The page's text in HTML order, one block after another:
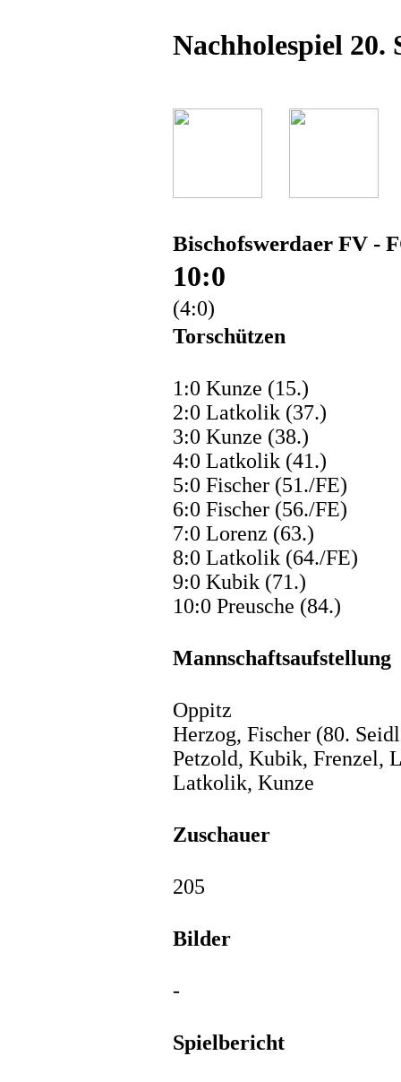
Nachholespiel 20.
Bischofswerdaer FV -
10:0
(4:0)
Torschützen
1:0 Kunze (15.)
2:0 Latkolik (37.)
3:0 Kunze (38.)
4:0 Latkolik (41.)
5:0 Fischer (51./FE)
6:0 Fischer (56./FE)
7:0 Lorenz (63.)
8:0 Latkolik (64./FE)
9:0 Kubik (71.)
10:0 Preusche (84.)
Mannschaftsaufstellung
Oppitz
Herzog, Fischer (80.
Petzold, Kubik, Frenzel,
Latkolik, Kunze
Zuschauer
205
Bilder
-
Spielbericht